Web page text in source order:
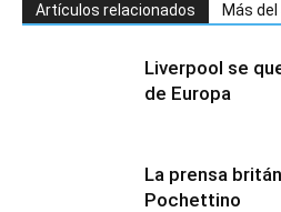
Artículos relacionados Más
Liverpool se
de Europa
La prensa
Pochettino